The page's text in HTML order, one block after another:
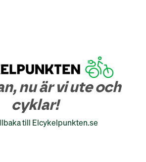
nu är vi ute och
cyklar!
till Elcykelpunkten.se